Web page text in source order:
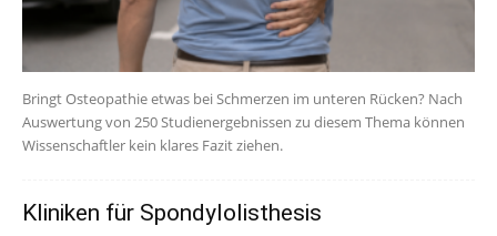
Bringt Osteopathie etwas bei Schmerzen im unteren Rücken? Nach
Auswertung von 250 Studienergebnissen zu diesem Thema können
Wissenschaftler kein klares Fazit ziehen.
Kliniken für Spondylolisthesis